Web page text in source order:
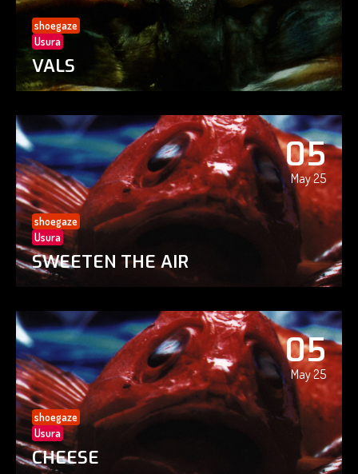
shoegaze
Usura
VALS
05
May 25
shoegaze
Usura
SWEETEN THE AIR
05
May 25
shoegaze
Usura
CHEESE